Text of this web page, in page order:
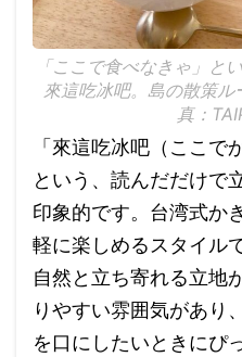
「ここで食べなきゃ」と
來這吃冰吧。島の散策
真：
「來這吃冰吧（ここで
という、読んだだけで
印象的です。台湾式か
軽に楽しめるスタイル
自然と立ち寄れる立地
りやすい雰囲気があり
を口にしたいときにぴ